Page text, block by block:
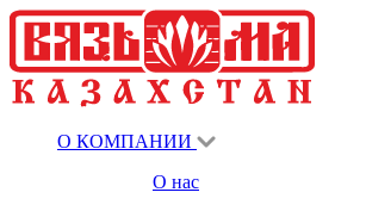
О КОМПАНИИ
О нас